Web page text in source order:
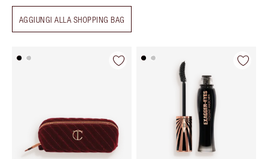
AGGIUNGI ALLA SHOPPING BAG